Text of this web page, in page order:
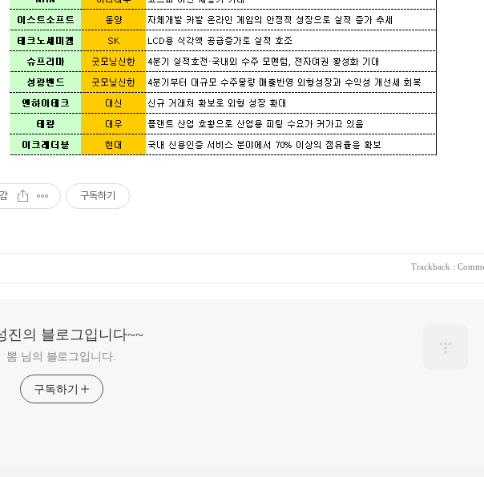
구독하기
Trackback :
진의 블로그입니다~~
뽐 님의 블로그입니다.
구독하기